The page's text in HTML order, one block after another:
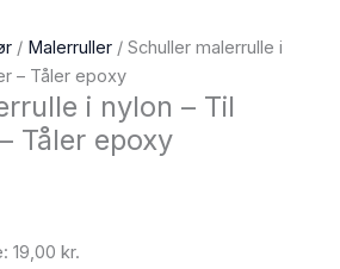
/ Malerruller / Schuller malerrulle i
– Tåler epoxy
i nylon – Til
Tåler epoxy
19,00 kr.